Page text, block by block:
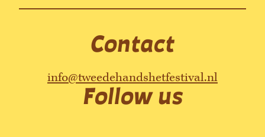
Contact
info@tweedehandshetfestival.nl
Follow us